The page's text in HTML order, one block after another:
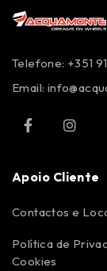
Telefone: +351
Email:
Apoio Cliente
Contactos e
Política de
Cookies